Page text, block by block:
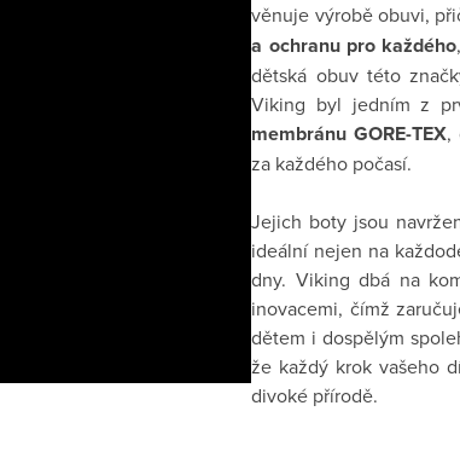
věnuje výrobě obuvi,
a ochranu pro každého
dětská obuv této
Viking byl jedním z
membránu GORE-TEX,
za každého počasí.
Jejich boty jsou
ideální nejen na
dny. Viking dbá na
inovacemi, čímž
dětem i dospělým
že každý krok vašeho
divoké přírodě.